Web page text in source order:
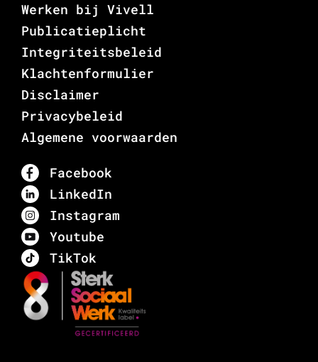
Werken bij Vivell
Publicatieplicht
Integriteitsbeleid
Klachtenformulier
Disclaimer
Privacybeleid
Algemene voorwaarden
Facebook
LinkedIn
Instagram
Youtube
TikTok